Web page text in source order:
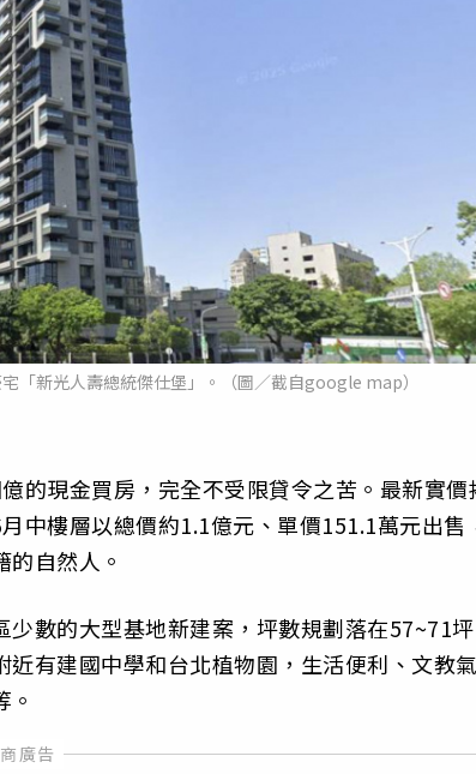
「新光人壽總統傑仕堡」。（圖／截自google map）
的現金買房，完全不受限貸令之苦。最新實價
中樓層以總價約1.1億元、單價151.1萬元出售
自然人。
少數的大型基地新建案，坪數規劃落在57~71坪
有建國中學和台北植物園，生活便利、文教